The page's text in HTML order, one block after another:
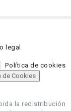
legal
Política de cookies
de Cookies
la redistribución